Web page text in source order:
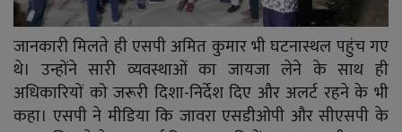
जानकारी मिलते ही एसपी अमित कुमार भी घटनास्थल पहुंच गए
थे। उन्होंने सारी व्यवस्थाओं का जायजा लेने के साथ ही
अधिकारियों को जरूरी दिशा-निर्देश दिए और अलर्ट रहने के भी
कहा। एसपी ने मीडिया कि जावरा एसडीओपी और सीएसपी के